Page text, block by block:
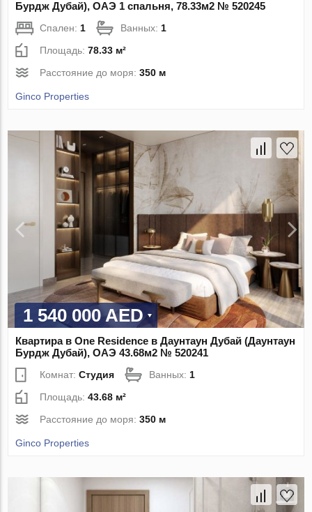
Бурдж Дубай), ОАЭ 1 спальня, 78.33м2 № 520245
Спален: 1 Ванных: 1
Площадь:78.33 м²
Расстояние до моря:350 м
Ginco Properties
1 540 000 AED
Квартира в One Residence в Даунтаун Дубай (Даунтаун
Бурдж Дубай), ОАЭ 43.68м2 № 520241
Комнат:Студия Ванных:1
Площадь:43.68 м²
Расстояние до моря:350 м
Ginco Properties